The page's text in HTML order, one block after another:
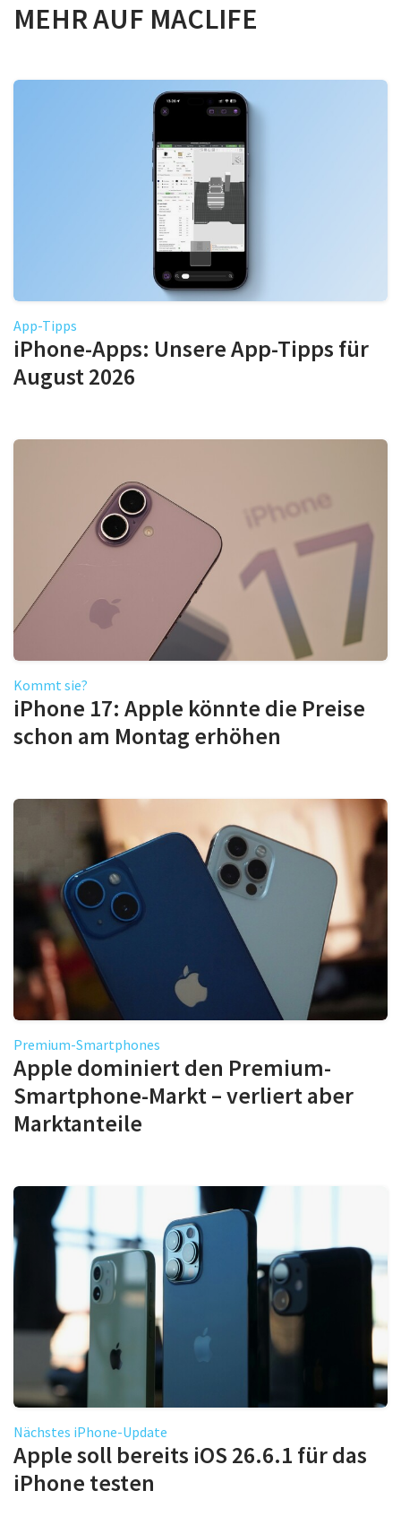
MEHR AUF MACLIFE
App-Tipps
iPhone-Apps: Unsere App-Tipps für
August 2026
Kommt sie?
iPhone 17: Apple könnte die Preise
schon am Montag erhöhen
Premium-Smartphones
Apple dominiert den Premium-
Smartphone-Markt – verliert aber
Marktanteile
Nächstes iPhone-Update
Apple soll bereits iOS 26.6.1 für das
iPhone testen